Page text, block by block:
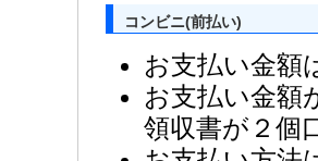
コンビニ(前払い)
お支払い金額
お支払い金額
領収書が２個